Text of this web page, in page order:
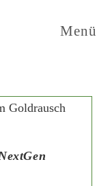
Menü